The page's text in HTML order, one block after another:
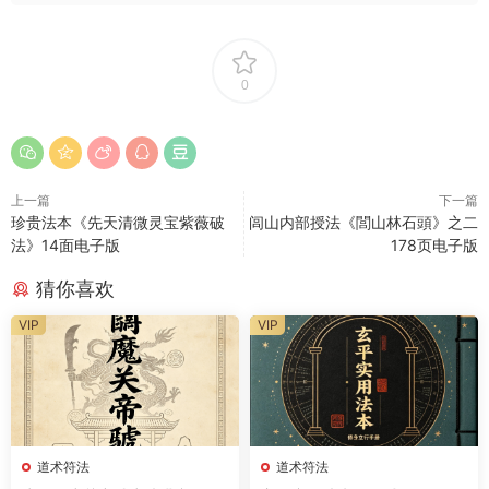
0
上一篇
珍贵法本《先天清微灵宝紫薇破
法》14面电子版
下一篇
闾山内部授法《閭山林石頭》之二
178页电子版
猜你喜欢
道术符法
VIP
道术符法
VIP